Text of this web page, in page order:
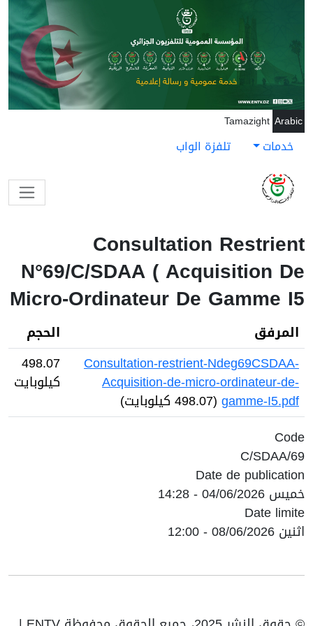
تجاوز إلى المحتوى الرئيسي
Arabic
Tamazight
خدمات تلفزة الواب
Consultation Restrient
N°69/C/SDAA ( Acquisition De
Micro-Ordinateur De Gamme I5
المرفق
الحجم
Consultation-restrient-Ndeg69CSDAA-
Acquisition-de-micro-ordinateur-de-
gamme-I5.pdf (498.07 كيلوبايت)
498.07
كيلوبايت
Code
69/C/SDAA
Date de publication
خميس 04/06/2026 - 14:28
Date limite
اثنين 08/06/2026 - 12:00